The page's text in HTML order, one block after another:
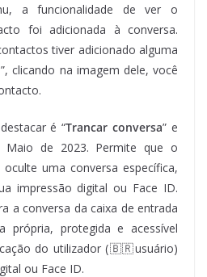
a funcionalidade de ver o
foi adicionada à conversa.
tiver adicionado alguma
clicando na imagem dele, você
é “Trancar conversa” e
de 2023. Permite que o
uma conversa específica,
impressão digital ou Face ID.
a conversa da caixa de entrada
própria, protegida e acessível
do utilizador (🇧🇷usuário)
ou Face ID.